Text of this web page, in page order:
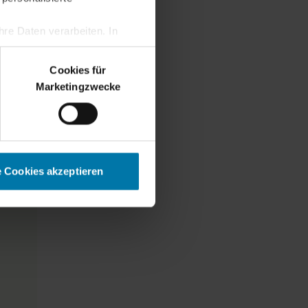
Daten verarbeiten. In
Cookies für
Marketingzwecke
Cookies akzeptieren